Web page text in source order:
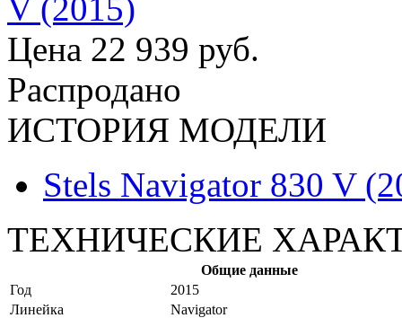
Цена 22 939 руб.
Распродано
ИСТОРИЯ МОДЕЛИ
Stels Navigator 830 V
ТЕХНИЧЕСКИЕ
Общие данные
Год
2015
Линейка
Navigator